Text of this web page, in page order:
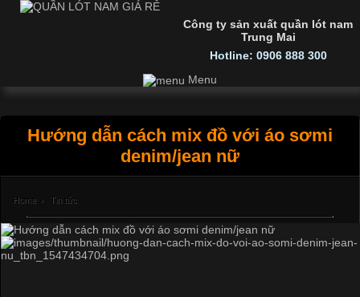
Công ty sản xuất quần lót nam
Trung Mai
Hotline: 0906 888 300
Menu
Hướng dẫn cách mix đồ với áo sơmi
denim/jean nữ
Home › Tin tức